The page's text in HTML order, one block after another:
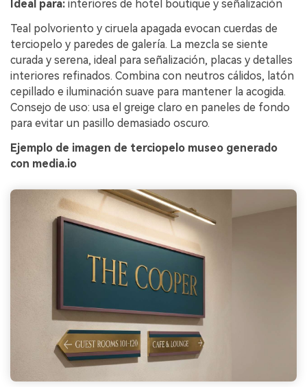
Ideal para: interiores de hotel boutique y señalización
Teal polvoriento y ciruela apagada evocan cuerdas de
terciopelo y paredes de galería. La mezcla se siente
curada y serena, ideal para señalización, placas y detalles
interiores refinados. Combina con neutros cálidos, latón
cepillado e iluminación suave para mantener la acogida.
Consejo de uso: usa el greige claro en paneles de fondo
para evitar un pasillo demasiado oscuro.
Ejemplo de imagen de terciopelo museo generado
con media.io